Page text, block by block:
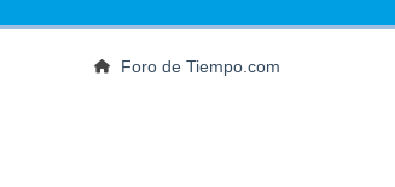
Foro de Tiempo.com